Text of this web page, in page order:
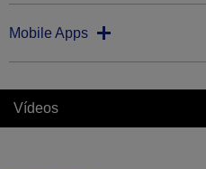
Mobile Apps
Vídeos